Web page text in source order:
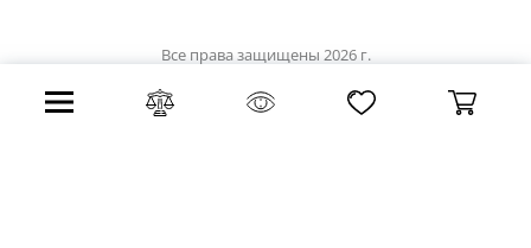
Все права защищены 2026 г.